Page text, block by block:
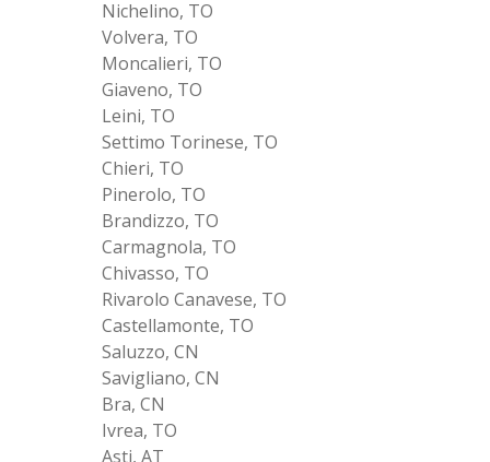
Nichelino, TO
Volvera, TO
Moncalieri, TO
Giaveno, TO
Leini, TO
Settimo Torinese, TO
Chieri, TO
Pinerolo, TO
Brandizzo, TO
Carmagnola, TO
Chivasso, TO
Rivarolo Canavese, TO
Castellamonte, TO
Saluzzo, CN
Savigliano, CN
Bra, CN
Ivrea, TO
Asti, AT